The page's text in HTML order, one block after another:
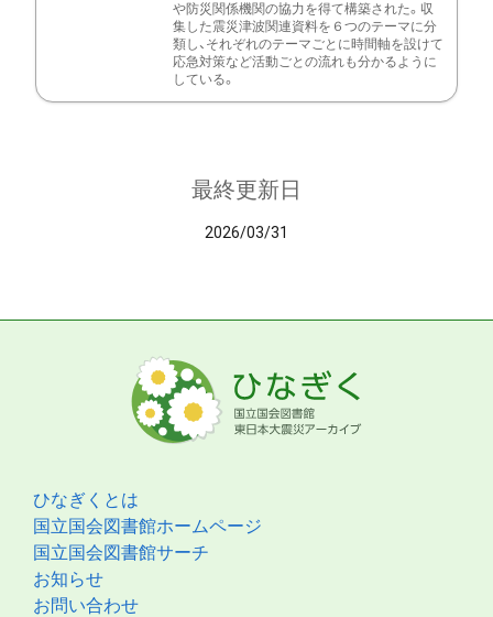
や防災関係機関の協力を得て構築された。収
集した震災津波関連資料を６つのテーマに分
類し、それぞれのテーマごとに時間軸を設けて
応急対策など活動ごとの流れも分かるように
している。
最終更新日
2026/03/31
ひなぎくとは
国立国会図書館ホームページ
国立国会図書館サーチ
お知らせ
お問い合わせ